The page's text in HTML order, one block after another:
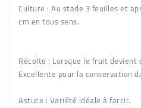
Culture : Au stade 3 feuilles et
cm en tous sens.
Récolte : Lorsque le fruit devient
Excellente pour la conservation
Astuce : Variété idéale à farcir.